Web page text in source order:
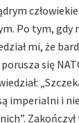
Po tym, gdy
mi, że
się
imperialni i